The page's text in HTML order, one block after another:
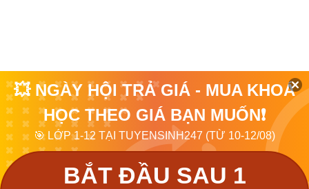
💥 NGÀY HỘI TRẢ GIÁ - MUA KHOÁ
HỌC THEO GIÁ BẠN MUỐN❗
🎯 LỚP 1-12 TẠI TUYENSINH247 (TỪ 10-12/08)
BẮT ĐẦU SAU 1